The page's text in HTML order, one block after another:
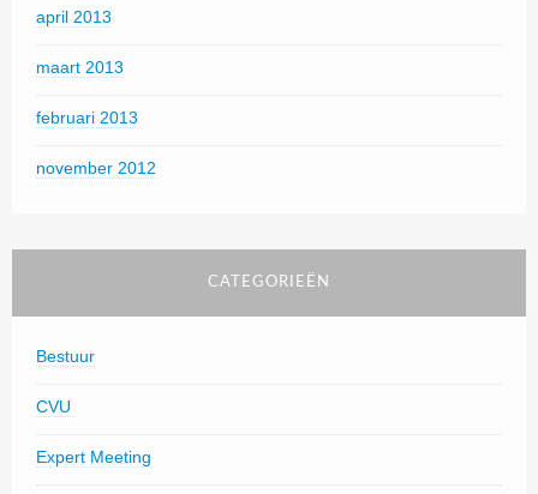
april 2013
maart 2013
februari 2013
november 2012
CATEGORIEËN
Bestuur
CVU
Expert Meeting